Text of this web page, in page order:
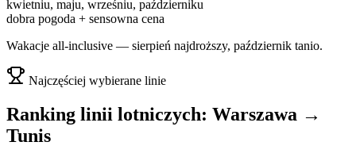
kwietniu, maju, wrześniu, październiku
dobra pogoda + sensowna cena
Wakacje all-inclusive — sierpień najdroższy, październik tanio.
Najczęściej wybierane linie
Ranking linii lotniczych: Warszawa →
Tunis